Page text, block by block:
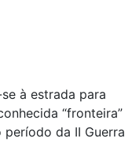
à estrada para
“fronteira”
período da II Guerra